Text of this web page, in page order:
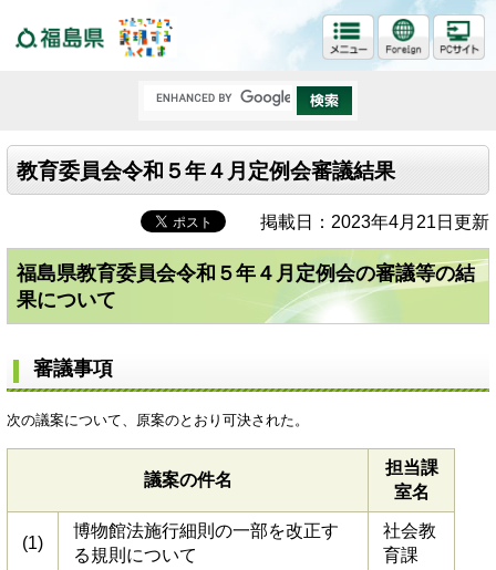
教育委員会令和５年４月定例会審議結果
掲載日：2023年4月21日更新
福島県教育委員会令和５年４月定例会の審議等の結
果について
審議事項
次の議案について、原案のとおり可決された。
議案の件名
担当課
室名
(1)
博物館法施行細則の一部を改正す
る規則について
社会教
育課